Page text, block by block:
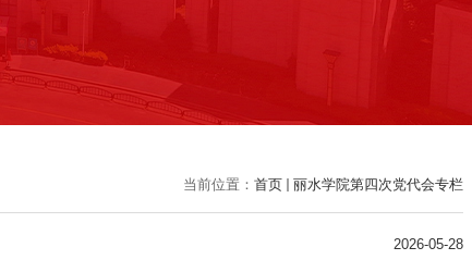
当前位置： 首页 丽水学院第四次党代会专栏
2026-05-28